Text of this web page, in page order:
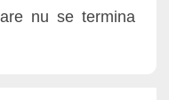
nu se termina